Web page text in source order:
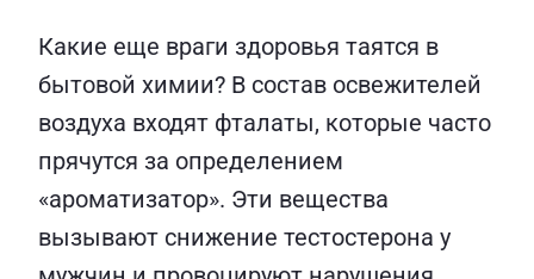
Какие еще враги здоровья таятся в
бытовой химии? В состав освежителей
воздуха входят фталаты, которые часто
прячутся за определением
«ароматизатор». Эти вещества
вызывают снижение тестостерона у